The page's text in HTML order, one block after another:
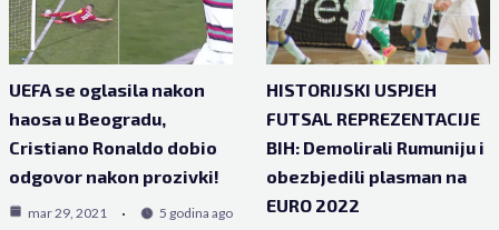
UEFA se oglasila nakon
haosa u Beogradu,
Cristiano Ronaldo dobio
odgovor nakon prozivki!
mar 29, 2021 5 godina ago
HISTORIJSKI USPJEH
FUTSAL REPREZENTACIJE
BIH: Demolirali Rumuniju i
obezbjedili plasman na
EURO 2022